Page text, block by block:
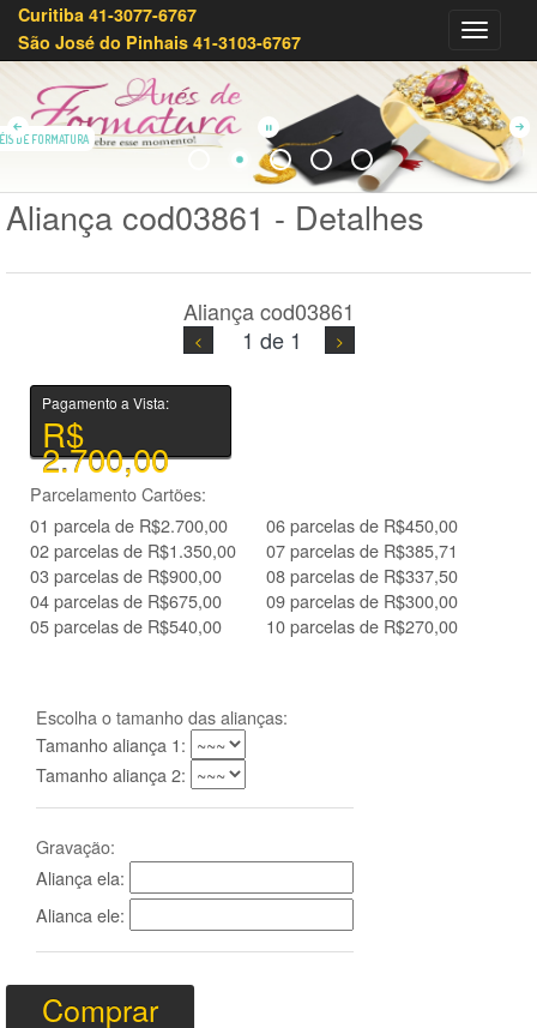
Joias
41-
3233-
7879
Curitiba 41-3077-6767
São José do Pinhais 41-3103-6767
DE FORMATURA
Aliança cod03861 - Detalhes
Aliança cod03861
1 de 1
Pagamento a Vista:
R$
2.700,00
Parcelamento Cartões:
01 parcela de R$2.700,00
02 parcelas de R$1.350,00
03 parcelas de R$900,00
04 parcelas de R$675,00
05 parcelas de R$540,00
06 parcelas de R$450,00
07 parcelas de R$385,71
08 parcelas de R$337,50
09 parcelas de R$300,00
10 parcelas de R$270,00
Escolha o tamanho das alianças:
Tamanho aliança 1:
Tamanho aliança 2:
Gravação:
Aliança ela:
Alianca ele: